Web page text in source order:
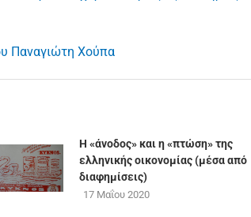
Παναγιώτη Χούπα
Η «άνοδος» και η «πτώση» της
ελληνικής οικονομίας (μέσα από
διαφημίσεις)
17 Μαΐου 2020